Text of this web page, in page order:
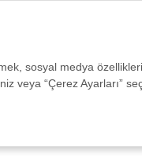
sosyal medya
veya “Çerez Ayarları”